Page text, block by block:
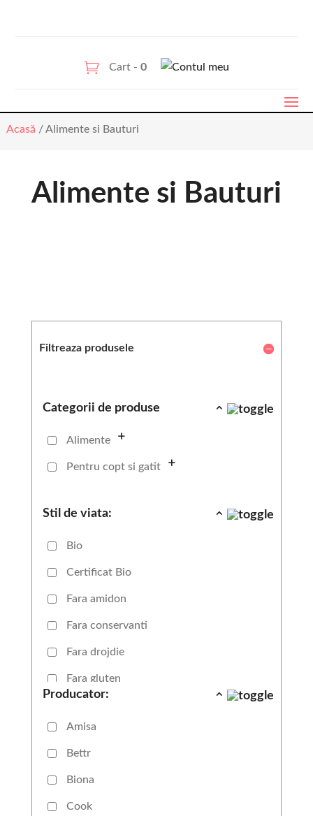
Cart - 0
Acasă / Alimente si Bauturi
Alimente si Bauturi
Filtreaza produsele
Categorii de produse
Alimente
Pentru copt si gatit
Stil de viata:
Bio
Certificat Bio
Fara amidon
Fara conservanti
Fara drojdie
Fara gluten
Fara OMG
Fara zahar adaugat
Potrivit pentru copii
Producator:
Amisa
Bettr
Biona
Cook